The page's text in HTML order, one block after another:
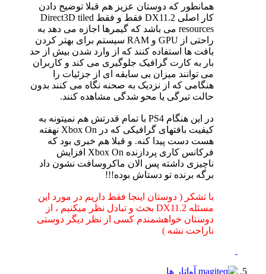
همانطور که دوستان عزیز هم قبلا توضیح دادن
کار اصلی DX11.2 فقط و فقط Direct3D tiled
resources می باشد که گیمرها اجازه می دهد به
راحتی از GPU و RAM سیستم برای بهتر کردن
بافت ها استفاده کنند که از وارد شدن بیش از حد
بار به کارت گرافیک جلوگیری می کند و کاربران
می توانند میزان بی سابقه ای از جزئیات را
هنگامی که از نزدیک به صحنه نگاه می کنند بدون
حالت تیرگی یا محو شدگی مشاهده کنند.
در این هنگام PS4 با تمام قدرتش هم نمیتونه به
کیفیت بافتهای گرافیکی که در Xbox On نهفته
هست دست پیدا کنه. و قبلا هم خبری بود که
فرکانس کاری پردازنده Xbox On افزایش
ناچیزی داشته پس الان ماکروسافت نشون داد
برگه برنده تو دستاش بوده!!!
با تشکر ( دوستان اینجا فقط داریم در مورد این
مسئله DX11.2 بحث و تبادل نظر میکنیم ، از
دوستان خواهشمندم کسی از نظر دیگر دوستی
ناراحت نشه )